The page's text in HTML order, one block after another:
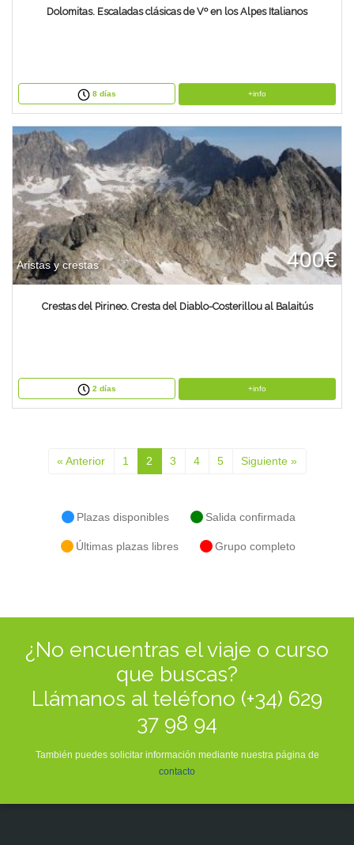
Dolomitas. Escaladas clásicas de Vº en los Alpes Italianos
8 días +info
Aristas y crestas 400€
Crestas del Pirineo. Cresta del Diablo-Costerillou al Balaitús
2 días +info
« Anterior 1 2 3 4 5 Siguiente »
Plazas disponibles Salida confirmada
Últimas plazas libres Grupo completo
¿No encuentras el viaje o curso
que buscas?
Llámanos al teléfono (+34) 629
37 98 94
También puedes solicitar información mediante nuestra página de
contacto